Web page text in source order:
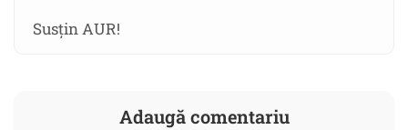
Susțin AUR!
Adaugă comentariu